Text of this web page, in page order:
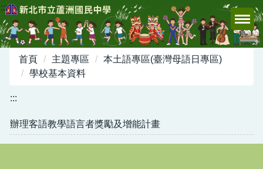
跳
到
主
區
:::
首頁 主題專區
本土語專區(臺灣母語日專區)
學校基本資料
:::
辦理客語教學語言者獎勵及增能計畫